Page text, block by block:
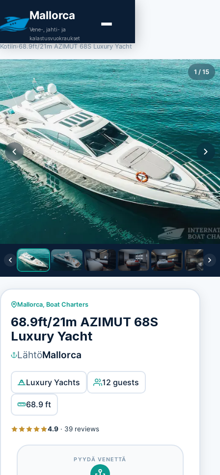
Mallorca
Vene-, jahti- ja
kalastusvuokraukset
Kotiin›68.9ft/21m AZIMUT 68S Luxury Yacht
1 /15
Mallorca, Boat Charters
68.9ft/21m AZIMUT 68S
Luxury Yacht
LähtöMallorca
Luxury Yachts 12 guests
68.9 ft
4.9· 39 reviews
PYYDÄ VENETTÄ